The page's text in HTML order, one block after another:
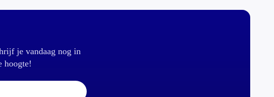
je vandaag nog in
hoogte!